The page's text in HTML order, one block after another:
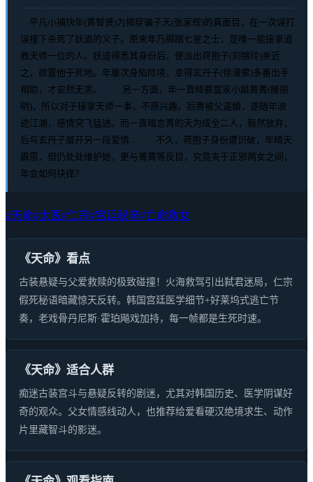
平凡小捕快年(黄智贤)为揭穿骗子天(张家辉)的真面目，在一次误打
误撞下杀死了妖道的义子。原来年乃脚踏七星之士，是唯一能接掌道
教天师一位的人。妖道得悉其身份后，便派出荷抱子(刘锦玲)亲近
之，欲置他于死地。年屡次身陷险境，幸得玄丹子(徐濠萦)多番出手
相助，才安然无恙。 另一方面，年一直倾慕富家小姐菁菁(滕丽
明)，所以对于接掌天师一事，不感兴趣。后菁被父逼婚，遂随年浪
迹江湖，感情突飞猛进。而一直暗恋菁的天为成全二人，毅然放弃，
后与玄丹子展开另一段爱情... 不久，荷抱子身份遭识破，年晴天
霹雳，但仍处处维护她，更与菁菁等反目，究竟夹于正邪两女之间，
年会如何抉择？
#天命#太医#仁宗#宫廷秘辛#亡命救女
《天命》看点
古装悬疑与父爱救赎的极致碰撞！火海救驾引出弑君迷局，仁宗
假死秘语暗藏惊天反转。韩国宫廷医学细节+好莱坞式逃亡节
奏，老戏骨丹尼斯·霍珀飚戏加持，每一帧都是生死时速。
《天命》适合人群
痴迷古装宫斗与悬疑反转的剧迷，尤其对韩国历史、医学阴谋好
奇的观众。父女情感线动人，也推荐给爱看硬汉绝境求生、动作
片里藏智斗的影迷。